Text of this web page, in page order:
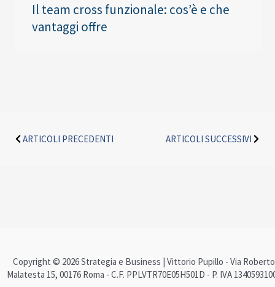
Il team cross funzionale: cos’è e che
vantaggi offre
ARTICOLI PRECEDENTI
ARTICOLI SUCCESSIVI
Copyright © 2026 Strategia e Business | Vittorio Pupillo - Via Roberto
Malatesta 15, 00176 Roma - C.F. PPLVTR70E05H501D - P. IVA